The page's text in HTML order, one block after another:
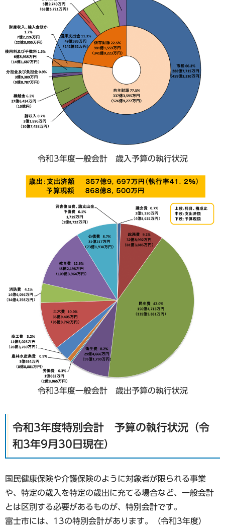
令和3年度一般会計 歳入予算の執行状況
令和3年度一般会計 歳出予算の執行状況
令和3年度特別会計 予算の執行状況（令
和3年9月30日現在）
国民健康保険や介護保険のように対象者が限られる事業
や、特定の歳入を特定の歳出に充てる場合など、一般会計
とは区別する必要があるものが、特別会計です。
富士市には、13の特別会計があります。（令和3年度）